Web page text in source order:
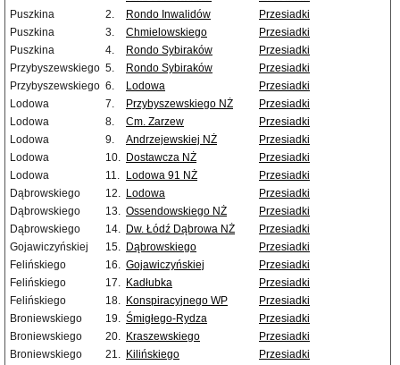
Puszkina
2. Rondo Inwalidów
Przesiadki
Puszkina
3. Chmielowskiego
Przesiadki
Puszkina
4. Rondo Sybiraków
Przesiadki
Przybyszewskiego 5. Rondo Sybiraków
Przesiadki
Przybyszewskiego 6. Lodowa
Przesiadki
Lodowa
7. Przybyszewskiego NŻ
Przesiadki
Lodowa
8. Cm. Zarzew
Przesiadki
Lodowa
9. Andrzejewskiej NŻ
Przesiadki
Lodowa
10. Dostawcza NŻ
Przesiadki
Lodowa
11. Lodowa 91 NŻ
Przesiadki
Dąbrowskiego
12. Lodowa
Przesiadki
Dąbrowskiego
13. Ossendowskiego NŻ
Przesiadki
Dąbrowskiego
14. Dw. Łódź Dąbrowa NŻ
Przesiadki
Gojawiczyńskiej
15. Dąbrowskiego
Przesiadki
Felińskiego
16. Gojawiczyńskiej
Przesiadki
Felińskiego
17. Kadłubka
Przesiadki
Felińskiego
18. Konspiracyjnego WP
Przesiadki
Broniewskiego
19. Śmigłego-Rydza
Przesiadki
Broniewskiego
20. Kraszewskiego
Przesiadki
Broniewskiego
21. Kilińskiego
Przesiadki